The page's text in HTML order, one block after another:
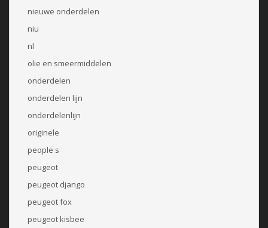
nieuwe onderdelen
niu
nl
olie en smeermiddelen
onderdelen
onderdelen lijn
onderdelenlijn
originele
people s
peugeot
peugeot django
peugeot fox
peugeot kisbee